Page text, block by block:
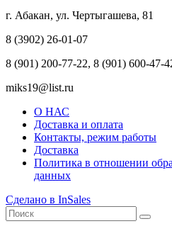
г. Абакан, ул. Чертыгашева, 81
8 (3902) 26-01-07
8 (901) 200-77-22, 8 (901) 600-47-
miks19@list.ru
О НАС
Доставка и оплата
Контакты, режим работы
Доставка
Политика в отношении
данных
Сделано в InSales